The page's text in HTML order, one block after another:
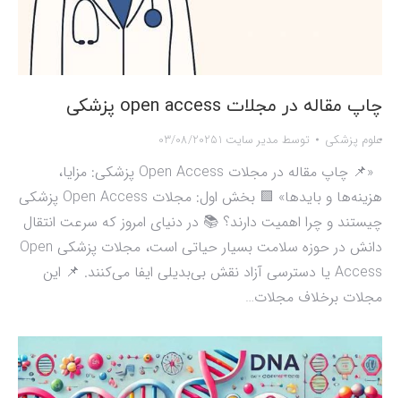
چاپ مقاله در مجلات open access پزشکی
علوم پزشکی توسط مدیر سایت 1 03/08/2025
«📌 چاپ مقاله در مجلات Open Access پزشکی: مزایا،
هزینه‌ها و بایدها» 🟩 بخش اول: مجلات Open Access پزشکی
چیستند و چرا اهمیت دارند؟ 📚 در دنیای امروز که سرعت انتقال
دانش در حوزه سلامت بسیار حیاتی است، مجلات پزشکی Open
Access یا دسترسی آزاد نقش بی‌بدیلی ایفا می‌کنند. 📌 این
مجلات برخلاف مجلات…